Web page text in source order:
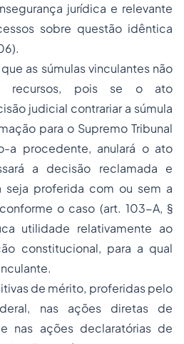
jurídica e relevante
sobre questão idêntica
as súmulas vinculantes não
recursos, pois se o ato
judicial contrariar a súmula
para o Supremo Tribunal
a procedente, anulará o ato
a decisão reclamada e
seja proferida com ou sem a
o caso (art. 103-A, §
utilidade relativamente ao
constitucional, para a qual
de mérito, proferidas pelo
nas ações diretas de
nas ações declaratórias de